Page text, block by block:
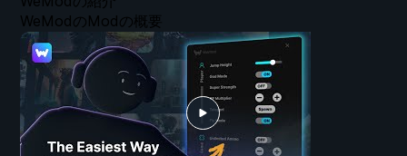
WeModのModの概要